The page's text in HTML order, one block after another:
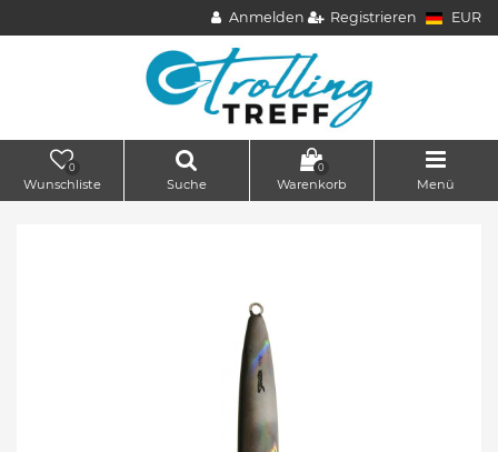
Anmelden Registrieren EUR
0
Wunschliste Suche
0
Warenkorb Menü